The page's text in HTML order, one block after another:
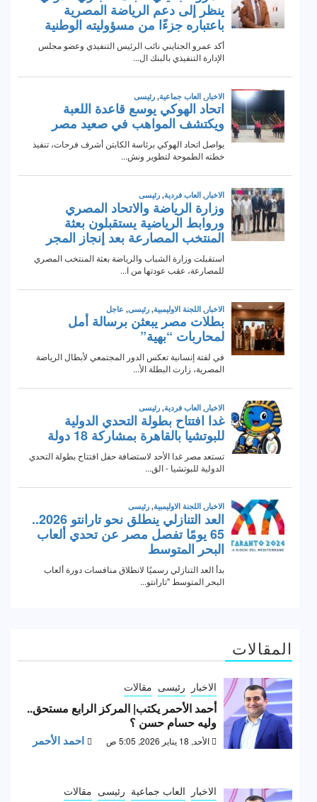
المقالات
الاخبار رئيسى مقالات
أحمد الأحمر يكتب| المركز الرابع مستحق..
وليه حسام حسن ؟
الأحد, 18 يناير 2026, 5:05 ص احمد الأحمر
الاخبار العاب جماعية رئيسى مقالات